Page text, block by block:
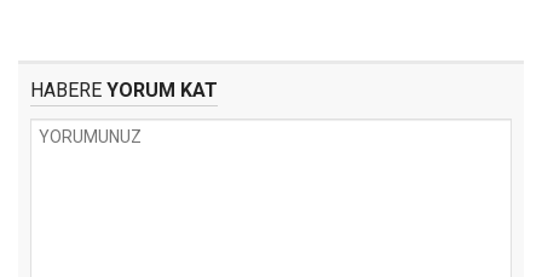
HABERE YORUM KAT